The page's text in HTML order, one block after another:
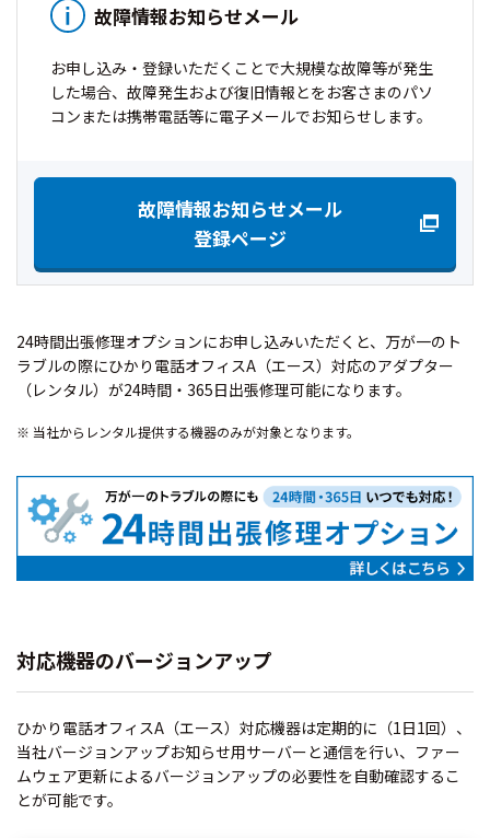
故障情報お知らせメール
お申し込み・登録いただくことで大規模な故障等が発生
した場合、故障発生および復旧情報とをお客さまのパソ
コンまたは携帯電話等に電子メールでお知らせします。
故障情報お知らせメール
登録ページ
24時間出張修理オプションにお申し込みいただくと、万が一のト
ラブルの際にひかり電話オフィスA（エース）対応のアダプター
（レンタル）が24時間・365日出張修理可能になります。
※ 当社からレンタル提供する機器のみが対象となります。
対応機器のバージョンアップ
ひかり電話オフィスA（エース）対応機器は定期的に（1日1回）、
当社バージョンアップお知らせ用サーバーと通信を行い、ファー
ムウェア更新によるバージョンアップの必要性を自動確認するこ
とが可能です。